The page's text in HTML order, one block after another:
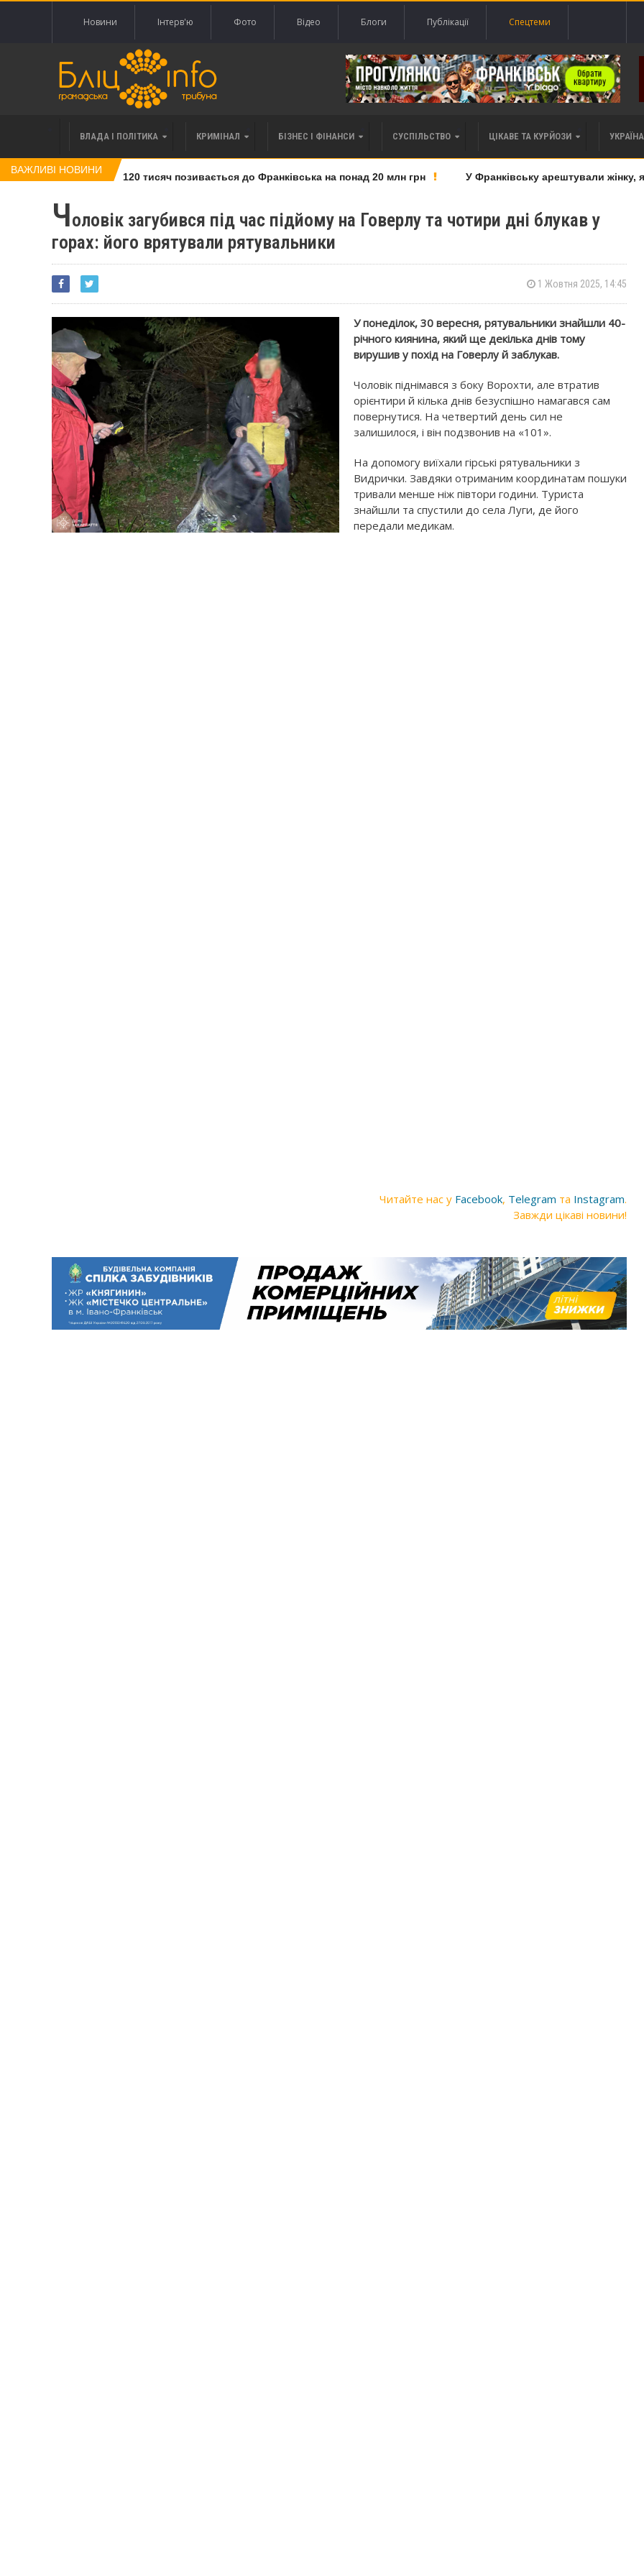
Новини Інтерв'ю Фото Відео Блоги Публікації Спецтеми
ВЛАДА І ПОЛІТИКА КРИМІНАЛ БІЗНЕС І ФІНАНСИ СУСПІЛЬСТВО ЦІКАВЕ ТА КУРЙОЗИ
ВАЖЛИВІ НОВИНИ
права вимоги за 120 тисяч позивається до Франківська на понад 20 млн грн У Франківську арештували жінку,
Чоловік загубився під час підйому на Говерлу та чотири дні блукав у
горах: його врятували рятувальники
1 Жовтня 2025, 14:45
У понеділок, 30 вересня, рятувальники знайшли 40-
річного киянина, який ще декілька днів тому
вирушив у похід на Говерлу й заблукав.
Чоловік піднімався з боку Ворохти, але втратив
орієнтири й кілька днів безуспішно намагався сам
повернутися. На четвертий день сил не
залишилося, і він подзвонив на «101».
На допомогу виїхали гірські рятувальники з
Видрички. Завдяки отриманим координатам пошуки
тривали менше ніж півтори години. Туриста
знайшли та спустили до села Луги, де його
передали медикам.
Читайте нас у Facebook, Telegram та Instagram.
Завжди цікаві новини!